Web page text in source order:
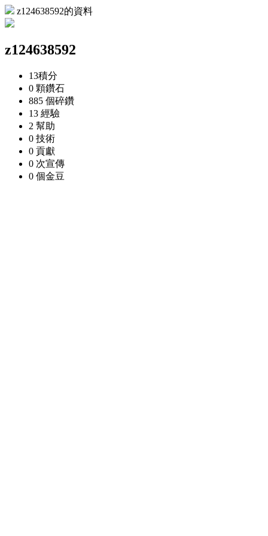
z124638592的資料
z124638592
13積分
0 顆鑽石
885 個碎鑽
13 經驗
2 幫助
0 技術
0 貢獻
0 次宣傳
0 個金豆